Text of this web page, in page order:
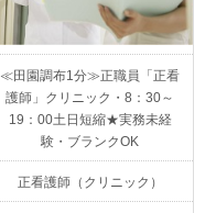
≪田園調布1分≫正職員「正看
護師」クリニック・8：30～
19：00土日短縮★実務未経
験・ブランクOK
正看護師（クリニック）